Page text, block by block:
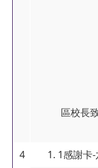
區校長
4
1感謝卡